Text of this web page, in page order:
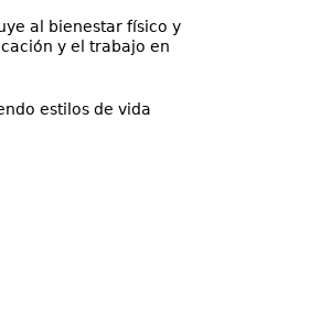
al bienestar físico y
y el trabajo en
estilos de vida